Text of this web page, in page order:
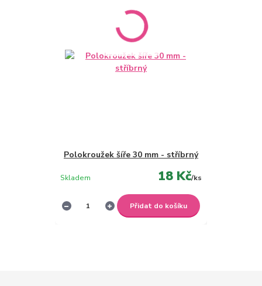
Polokroužek šíře 30 mm - stříbrný
18 Kč/ks
Skladem
Přidat do košíku